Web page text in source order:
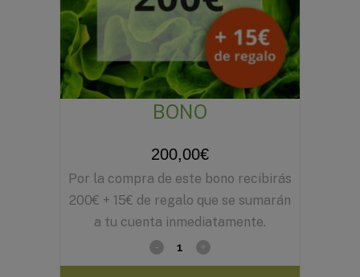
BONO
200,00€
Por la compra de este bono recibirás
200€ + 15€ de regalo que se sumarán
a tu cuenta inmediatamente.